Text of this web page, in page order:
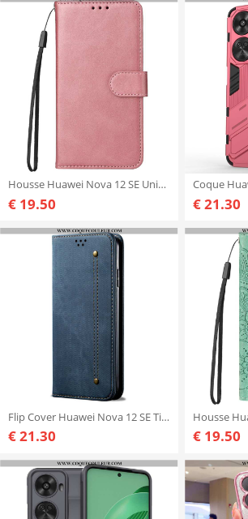
Housse Huawei Nova 12 SE Unie à Lanière
€ 19.50 € 21.30
Flip Cover Huawei Nova 12 SE Tissu Jeans
€ 21.30 € 19.50